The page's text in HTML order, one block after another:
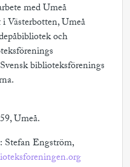
med Umeå
Västerbotten, Umeå
och
biblioteksförenings
Umeå.
Stefan Engström,